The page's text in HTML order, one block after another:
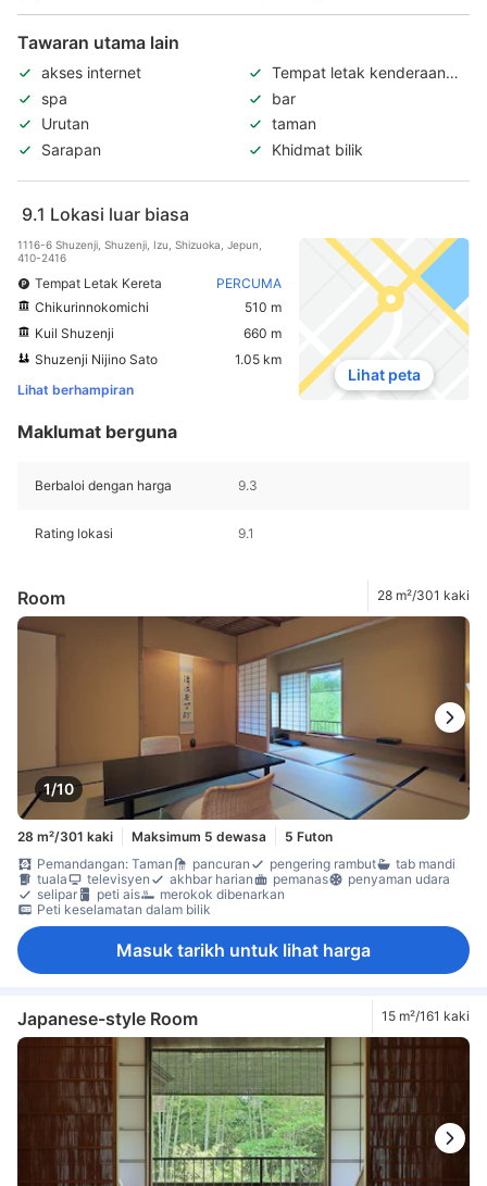
Tawaran utama lain
akses internet
Tempat letak kenderaan
percuma
spa
bar
Urutan
taman
Sarapan
Khidmat bilik
9.1 Lokasi luar biasa
1116-6 Shuzenji, Shuzenji, Izu, Shizuoka, Jepun,
410-2416
Tempat Letak Kereta
PERCUMA
Chikurinnokomichi
510 m
Kuil Shuzenji
660 m
Shuzenji Nijino Sato
1.05 km
Lihat berhampiran
Lihat peta
Maklumat berguna
Berbaloi dengan harga 9.3
Rating lokasi 9.1
Room 28 m²/301 kaki
1/10
28 m²/301 kaki Maksimum 5 dewasa
5 Futon
Pemandangan: Taman
pancuran pengering rambut
tab mandi
tuala
televisyen akhbar harian pemanas
penyaman udara
selipar
peti ais
merokok dibenarkan
Peti keselamatan dalam bilik
Masuk tarikh untuk lihat harga
Japanese-style Room 15 m²/161 kaki